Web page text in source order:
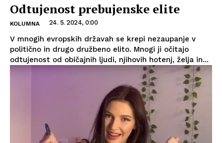
Odtujenost prebujenske elite
KOLUMNA 24. 5. 2024, 0:00
V mnogih evropskih državah se krepi nezaupanje v
politično in drugo družbeno elito. Mnogi ji očitajo
odtujenost od običajnih ljudi, njihovih hotenj, želja in...